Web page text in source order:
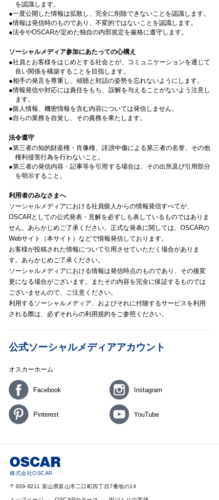
を認識します。
一度公開した情報は拡散し、完全に削除できないことを認識します。
情報は発信時のものであり、不変的ではないことを認識します。
法令やOSCARが定めた独自の内部規定を厳格に遵守します。
ソーシャルメディア参加にあたっての心構え
社員とお客様をはじめとする社会とが、コミュニケーションを通じて
良い関係を構築することを目指します。
相手の発言を尊重し、傾聴と対話の姿勢を忘れないようにします。
情報発信や対応には責任をもち、誤解を与えることがないよう注意し
ます。
個人情報、機密情報を含む内容については発信しません。
自らの業務を自覚し、その責務を果たします。
法令遵守
第三者の知的財産権・肖像権、誹謗中傷による第三者の名誉、その他
権利侵害行為を行わないこと。
第三者の発信内容・記事等を引用する場合は、その出所及び引用部分
を明示すること。
利用者のみなさまへ
ソーシャルメディアにおける社員個人からの情報発信すべてが、
OSCARとしての公式発表・見解を必ずしも表しているものではありま
せん。あらかじめご了承ください。正式な発表に関しては、OSCARの
Webサイト（本サイト）などで情報発信しております。
お客様が投稿された情報について引用させていただく場合がありま
す。あらかじめご了承ください。
ソーシャルメディアにおける情報は発信時点のものであり、その後変
更になる場合がございます。またその内容を完全に保証するものでは
ございませんので、ご注意ください。
利用するソーシャルメディア、およびそれに付随するサービスを利用
される際は、必ずそれらの利用規約をご参照ください。
公式ソーシャルメディアアカウント
オスカーホーム
Facebook Instagram
Pinterest YouTube
株式会社OSCAR
〒939-8211 富山県富山市二口町四丁目7番地の14